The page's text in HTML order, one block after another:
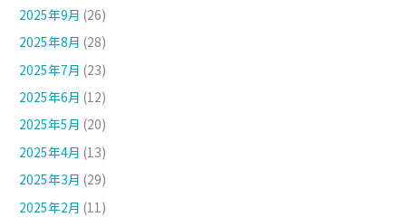
2025年9月 (26)
2025年8月 (28)
2025年7月 (23)
2025年6月 (12)
2025年5月 (20)
2025年4月 (13)
2025年3月 (29)
2025年2月 (11)